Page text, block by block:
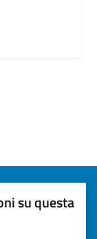
su questa